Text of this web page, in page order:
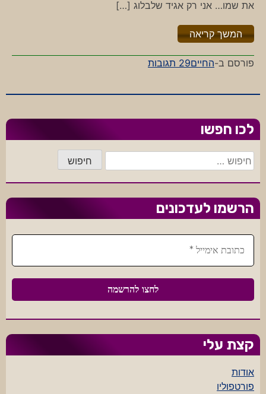
את שמו… אני רק אגיד שלבלוג […]
המשך קריאה"%s"
פורסם ב-החיים29 תגובות
על
הבלונים
המפגש
לכו חפשו
חיפוש:
הרשמו לעדכונים
קצת עלי
אודות
פורטפוליו